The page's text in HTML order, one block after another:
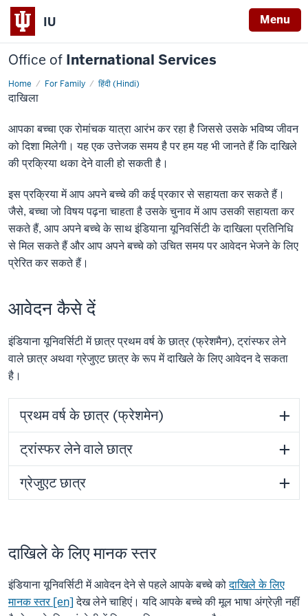
IU Menu
Office of International Services
Home For Family
हिंदी (Hindi)
दाखिला
दाखिला
आपका बच्चा एक रोमांचक यात्रा आरंभ कर रहा है जिससे उसके भविष्य जीवन
को दिशा मिलेगी। यह एक उत्तेजक समय है पर हम यह भी जानते हैं कि दाखिले
की प्रक्रिया थका देने वाली हो सकती है।
इस प्रक्रिया में आप अपने बच्चे की कई प्रकार से सहायता कर सकते हैं।
जैसे, बच्चा जो विषय पढ़ना चाहता है उसके चुनाव में आप उसकी सहायता कर
सकते हैं, आप अपने बच्चे के साथ इंडियाना यूनिवर्सिटी के दाखिला प्रतिनिधि
से मिल सकते हैं और आप अपने बच्चे को उचित समय पर आवेदन भेजने के लिए
प्रेरित कर सकते हैं।
आवेदन कैसे दें
इंडियाना यूनिवर्सिटी में छात्र प्रथम वर्ष के छात्र (फ्रेशमैन), ट्रांस्फर लेने
वाले छात्र अथवा ग्रेजुएट छात्र के रूप में दाखिले के लिए आवेदन दे सकता
है।
प्रथम वर्ष के छात्र (फ्रेशमेन)
ट्रांस्फर लेने वाले छात्र
ग्रेजुएट छात्र
दाखिले के लिए मानक स्तर
इंडियाना यूनिवर्सिटी में आवेदन देने से पहले आपके बच्चे कोदाखिले के लिए
मानक स्तर [en]देख लेने चाहिएं। यदि आपके बच्चे की मूल भाषा अंग्रेज़ी नहीं